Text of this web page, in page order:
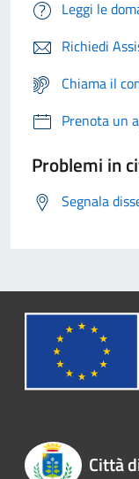
Leggi le
Richiedi
Chiama il
Prenota un
Problemi in
Segnala
Città